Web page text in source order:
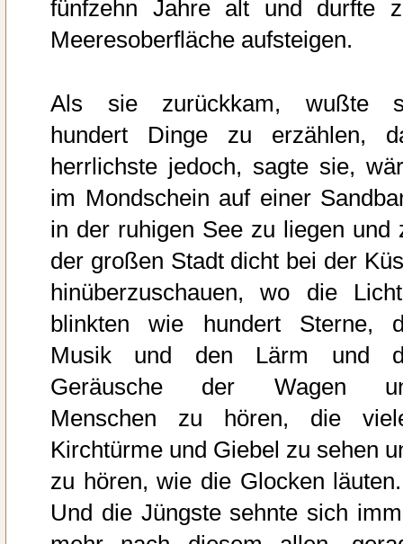
fünfzehn Jahre alt und durfte
Meeresoberfläche aufsteigen.
Als sie zurückkam, wußte
hundert Dinge zu erzählen,
herrlichste jedoch, sagte sie,
im Mondschein auf einer
in der ruhigen See zu liegen und
der großen Stadt dicht bei der
hinüberzuschauen, wo die
blinkten wie hundert Sterne,
Musik und den Lärm und
Geräusche der Wagen
Menschen zu hören, die
Kirchtürme und Giebel zu sehen
zu hören, wie die Glocken
Und die Jüngste sehnte sich